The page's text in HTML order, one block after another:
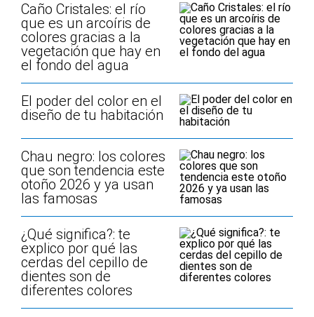
Caño Cristales: el río
que es un arcoíris de
colores gracias a la
vegetación que hay en
el fondo del agua
El poder del color en el
diseño de tu habitación
Chau negro: los colores
que son tendencia este
otoño 2026 y ya usan
las famosas
¿Qué significa?: te
explico por qué las
cerdas del cepillo de
dientes son de
diferentes colores